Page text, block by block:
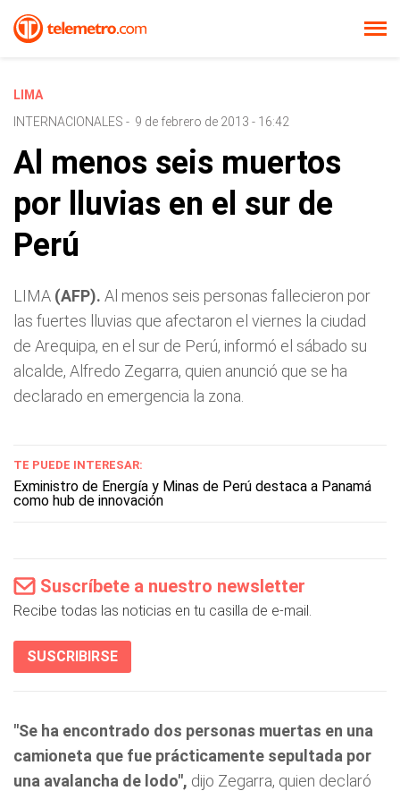
LIMA
INTERNACIONALES - 9 de febrero de 2013 - 16:42
Al menos seis muertos
por lluvias en el sur de
Perú
LIMA (AFP). Al menos seis personas fallecieron por
las fuertes lluvias que afectaron el viernes la ciudad
de Arequipa, en el sur de Perú, informó el sábado su
alcalde, Alfredo Zegarra, quien anunció que se ha
declarado en emergencia la zona.
TE PUEDE INTERESAR:
Exministro de Energía y Minas de Perú destaca a Panamá
como hub de innovación
Suscríbete a nuestro newsletter
Recibe todas las noticias en tu casilla de e-mail.
SUSCRIBIRSE
"Se ha encontrado dos personas muertas en una
camioneta que fue prácticamente sepultada por
una avalancha de lodo", dijo Zegarra, quien declaró